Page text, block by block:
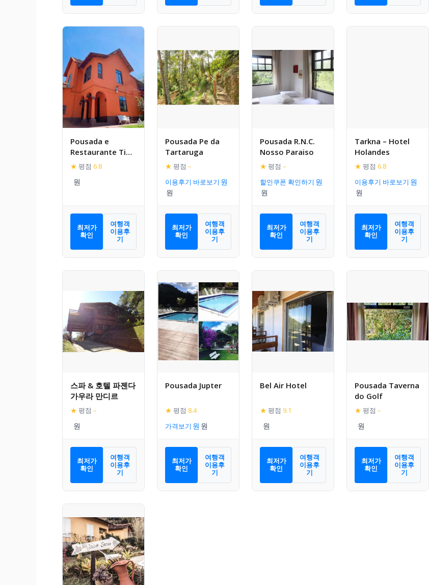
Pousada e
Restaurante Tio
Paulo
★ 평점 6.8
최저가
확인
여행객
이용후
기
Pousada Pe da
Tartaruga
★ 평점 –
이용후기 바로보기
최저가
확인
여행객
이용후
기
Pousada R.N.C.
Nosso Paraiso
★ 평점 –
할인쿠폰 확인하기
최저가
확인
여행객
이용후
기
Tarkna – Hotel
Holandes
★ 평점 6.8
이용후기 바로보기
최저가
확인
여행객
이용후
기
스파 & 호텔 파젠다
가우라 만디르
★ 평점 –
최저가
확인
여행객
이용후
기
Pousada Jupter
★ 평점 8.4
가격보기
최저가
확인
여행객
이용후
기
Bel Air Hotel
★ 평점 9.1
최저가
확인
여행객
이용후
기
Pousada Taverna
do Golf
★ 평점 –
최저가
확인
여행객
이용후
기